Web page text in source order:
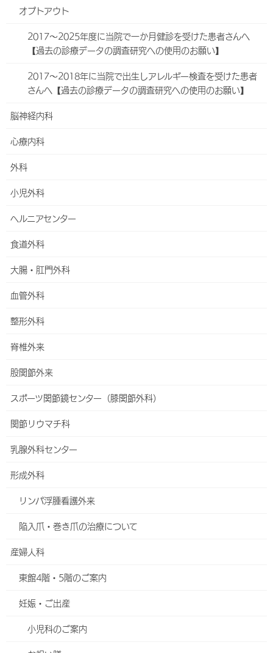
肝臓内科
血液内科
【過去の診療データの調査研究への使用のお願い】
2017～2018年に当院で出生しアレルギー検査を受けた患
い】
脳神経内科
心療内科
外科
小児外科
ヘルニアセンター
食道外科
大腸・肛門外科
血管外科
整形外科
脊椎外来
股関節外来
スポーツ関節鏡センター（膝関節外科）
関節リウマチ科
オプトアウト
2017～2025年度に当院で一か月健診を受けた患者さんへ
【過去の診療データの調査研究への使用のお願い】
2017～2018年に当院で出生しアレルギー検査を受けた患者
さんへ【過去の診療データの調査研究への使用のお願い】
脳神経内科
心療内科
外科
小児外科
ヘルニアセンター
食道外科
大腸・肛門外科
血管外科
整形外科
脊椎外来
股関節外来
スポーツ関節鏡センター（膝関節外科）
関節リウマチ科
乳腺外科センター
形成外科
リンパ浮腫看護外来
陥入爪・巻き爪の治療について
産婦人科
東館4階・5階のご案内
妊娠・ご出産
小児科のご案内